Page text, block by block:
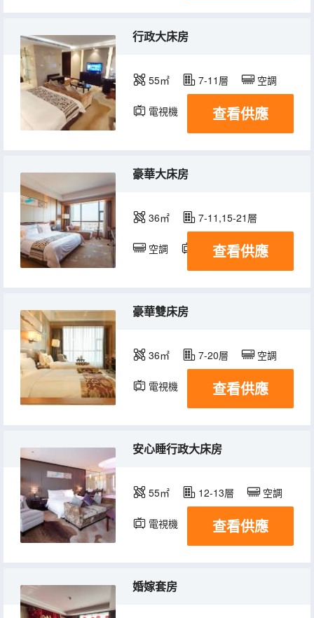
行政大床房
55㎡ 7-11層 空調
電視機 冰箱
查看供應
豪華大床房
36㎡ 7-11,15-21層
空調 電視機 冰箱
查看供應
豪華雙床房
36㎡ 7-20層 空調
電視機 冰箱
查看供應
安心睡行政大床房
55㎡ 12-13層 空調
電視機 冰箱
查看供應
婚嫁套房